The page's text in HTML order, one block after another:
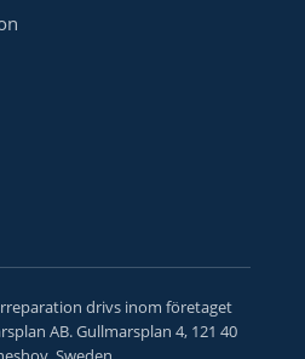
drivs inom företaget
AB. Gullmarsplan 4, 121 40